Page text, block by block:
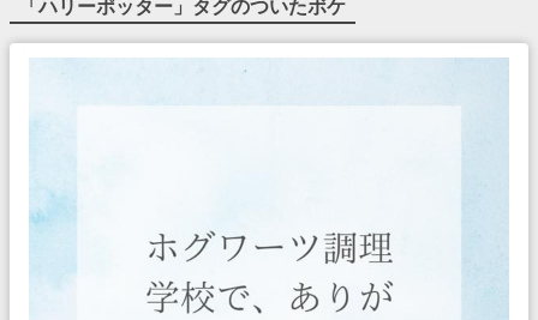
「ハリーポッター 」タグのついたボケ